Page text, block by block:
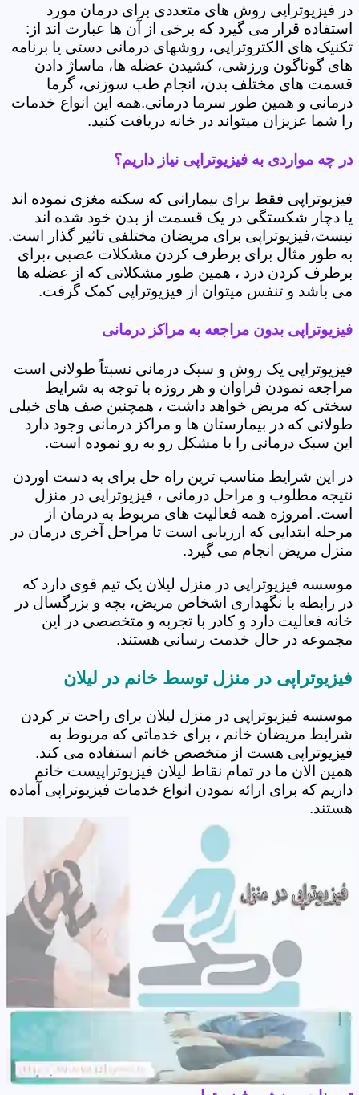
در فیزیوتراپی روش های متعددی برای درمان مورد
استفاده قرار می گیرد که برخی از آن ها عبارت اند از:
تکنیک های الکتروتراپی، روشهای درمانی دستی یا برنامه
های گوناگون ورزشی، کشیدن عضله ها، ماساژ دادن
قسمت های مختلف بدن، انجام طب سوزنی، گرما
درمانی و همین طور سرما درمانی.همه این انواع خدمات
را شما عزیزان میتواند در خانه دریافت کنید.
در چه مواردی به فیزیوتراپی نیاز داریم؟
فیزیوتراپی فقط برای بیمارانی که سکته مغزی نموده اند
یا دچار شکستگی در یک قسمت از بدن خود شده اند
نیست،فیزیوتراپی برای مریضان مختلفی تاثیر گذار است.
به طور مثال برای برطرف کردن مشکلات عصبی ،برای
برطرف کردن درد ، همین طور مشکلاتی که از عضله ها
می باشد و تنفس میتوان از فیزیوتراپی کمک گرفت.
فیزیوتراپی بدون مراجعه به مراکز درمانی
فیزیوتراپی یک روش و سبک درمانی نسبتاً طولانی است
مراجعه نمودن فراوان و هر روزه با توجه به شرایط
سختی که مریض خواهد داشت ، همچنین صف های خیلی
طولانی که در بیمارستان ها و مراکز درمانی وجود دارد
این سبک درمانی را با مشکل رو به رو نموده است.
در این شرایط مناسب ترین راه حل برای به دست اوردن
نتیجه مطلوب و مراحل درمانی ، فیزیوتراپی در منزل
است. امروزه همه فعالیت های مربوط به درمان از
مرحله ابتدایی که ارزیابی است تا مراحل آخری درمان در
منزل مریض انجام می گیرد.
موسسه فیزیوتراپی در منزل لیلان یک تیم قوی دارد که
در رابطه با نگهداری اشخاص مریض، بچه و بزرگسال در
خانه فعالیت دارد و کادر با تجربه و متخصصی در این
مجموعه در حال خدمت رسانی هستند.
فیزیوتراپی در منزل توسط خانم در لیلان
موسسه فیزیوتراپی در منزل لیلان برای راحت تر کردن
شرایط مریضان خانم ، برای خدماتی که مربوط به
فیزیوتراپی هست از متخصص خانم استفاده می کند.
همین الان ما در تمام نقاط لیلان فیزیوتراپیست خانم
داریم که برای ارائه نمودن انواع خدمات فیزیوتراپی آماده
هستند.